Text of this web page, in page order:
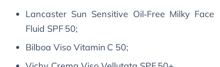
Lancaster Sun Sensitive Oil‑Free Milky Face
Fluid SPF 50;
Bilboa Viso Vitamin C 50;